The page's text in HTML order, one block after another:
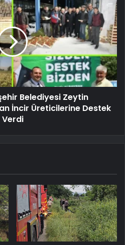
Belediyesi Zeytin
İncir Üreticilerine Destek
Verdi